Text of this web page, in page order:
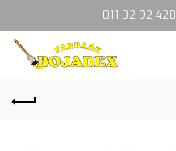
011 32 92 428